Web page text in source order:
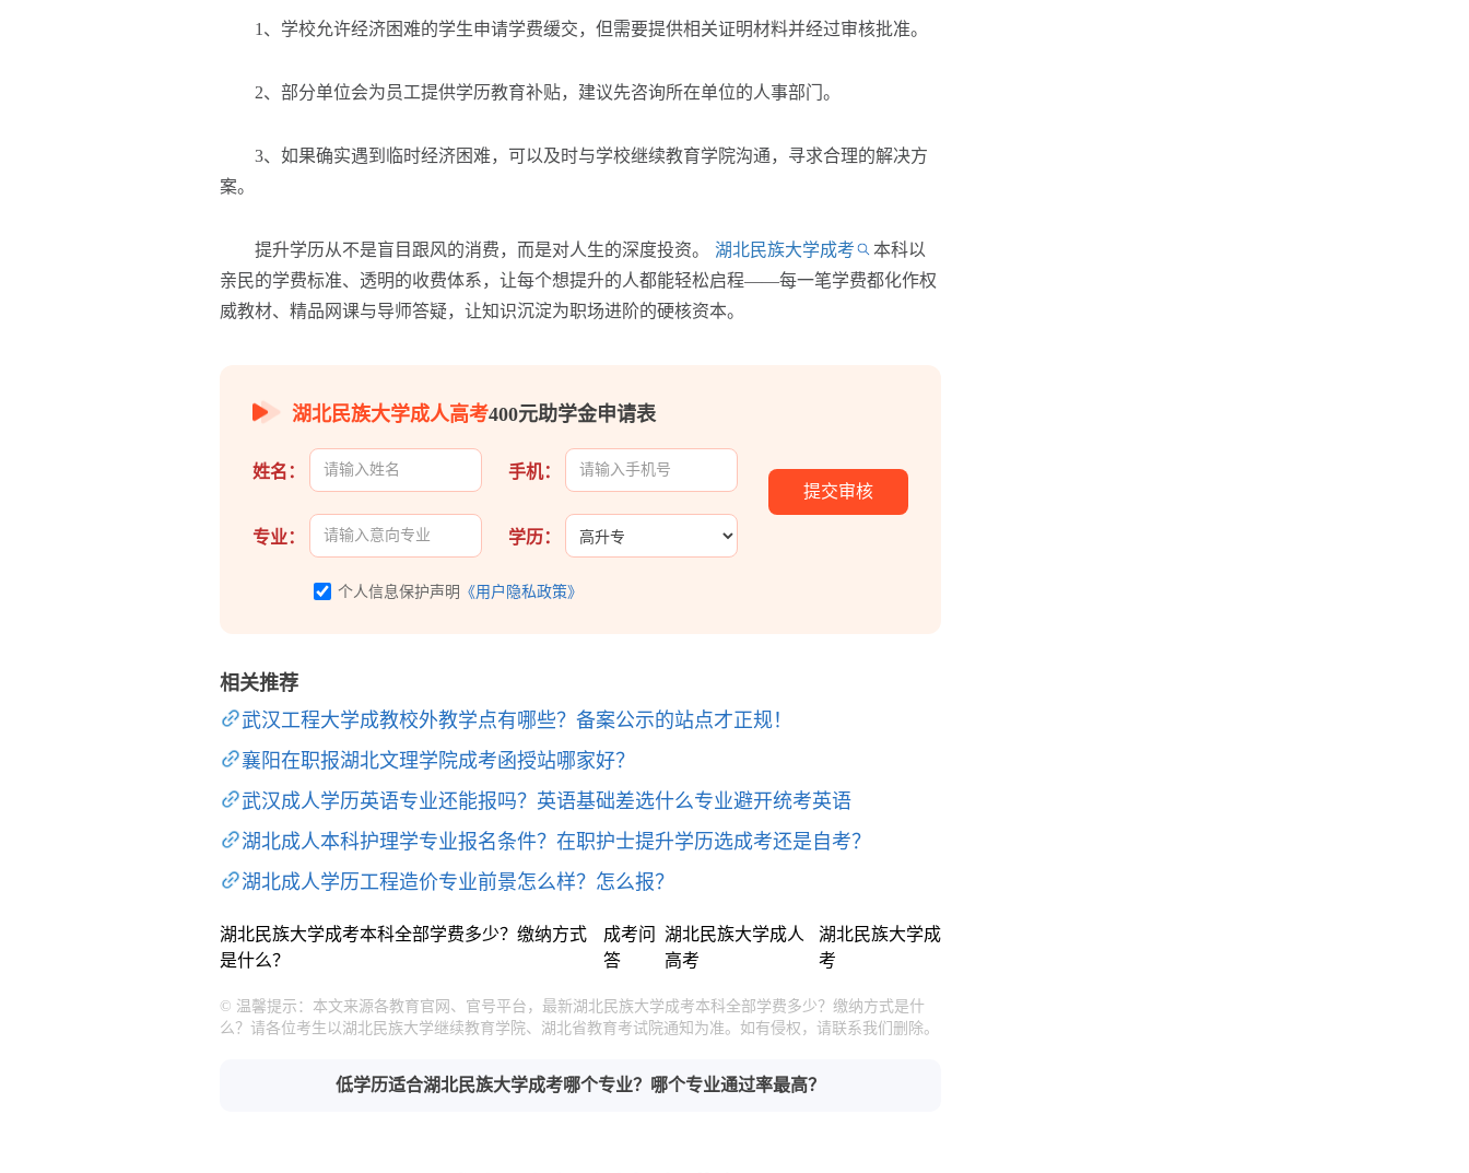
1、学校允许经济困难的学生申请学费缓交，但需要提供相关证明材料并经过审核批准。
2、部分单位会为员工提供学历教育补贴，建议先咨询所在单位的人事部门。
3、如果确实遇到临时经济困难，可以及时与学校继续教育学院沟通，寻求合理的解决方
案。
提升学历从不是盲目跟风的消费，而是对人生的深度投资。 湖北民族大学成考
本科以
亲民的学费标准、透明的收费体系，让每个想提升的人都能轻松启程——每一笔学费都化作权
威教材、精品网课与导师答疑，让知识沉淀为职场进阶的硬核资本。
湖北民族大学成人高考400元助学金申请表
姓名： 手机：
专业： 学历：
个人信息保护声明 《用户隐私政策》
相关推荐
武汉工程大学成教校外教学点有哪些？备案公示的站点才正规！
襄阳在职报湖北文理学院成考函授站哪家好？
武汉成人学历英语专业还能报吗？英语基础差选什么专业避开统考英语
湖北成人本科护理学专业报名条件？在职护士提升学历选成考还是自考？
湖北成人学历工程造价专业前景怎么样？怎么报？
湖北民族大学成考本科全部学费多少？缴纳方式
是什么？
成考问
答
湖北民族大学成人
高考
湖北民族大学成
考
© 温馨提示：本文来源各教育官网、官号平台，最新湖北民族大学成考本科全部学费多少？缴纳方式是什
么？请各位考生以湖北民族大学继续教育学院、湖北省教育考试院通知为准。如有侵权，请联系我们删除。
低学历适合湖北民族大学成考哪个专业？哪个专业通过率最高？